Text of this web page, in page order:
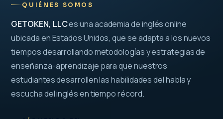
QUIÉNES SOMOS
GETOKEN, LLCes una academia de inglés online
ubicada en Estados Unidos, que se adapta a los nuevos
tiempos desarrollando metodologías y estrategias de
enseñanza-aprendizaje para que nuestros
estudiantes desarrollen las habilidades del habla y
escucha del inglés en tiempo récord.